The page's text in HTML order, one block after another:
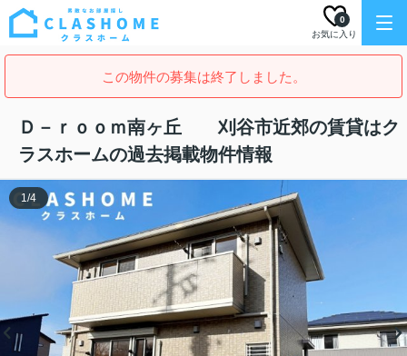
お気に入り
0
この物件の募集は終了しました。
Ｄ－ｒｏｏｍ南ヶ丘 刈谷市近郊の賃貸はク
ラスホームの過去掲載物件情報
1/4